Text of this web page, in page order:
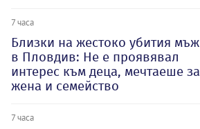
7 часа
Близки на жестоко убития мъж
в Пловдив: Не е проявявал
интерес към деца, мечтаеше за
жена и семейство
7 часа